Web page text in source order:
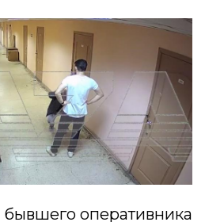
бывшего оперативника